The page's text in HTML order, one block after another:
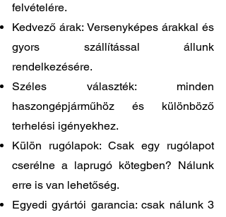
felvételére.
Kedvező árak: Versenyképes árakkal és
gyors szállítással állunk
rendelkezésére.
Széles választék: minden
haszongépjárműhöz és különböző
terhelési igényekhez.
Külön rugólapok: Csak egy rugólapot
cserélne a laprugó kötegben? Nálunk
erre is van lehetőség.
Egyedi gyártói garancia: csak nálunk 3